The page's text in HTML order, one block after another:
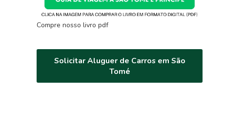
Compre nosso livro pdf
Solicitar Aluguer de Carros em São
Tomé